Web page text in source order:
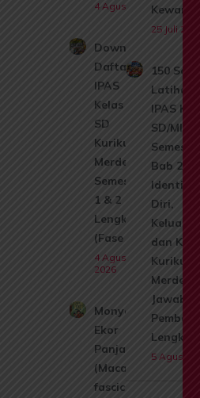
4 Agustus 2026
Download
Daftar Isi
IPAS
Kelas 1
SD
Kurikulum
Merdeka
Semester
1 & 2
Lengkap
(Fase A)
4 Agustus
2026
Monyet
Ekor
Panjang
(Macaca
fascicularis):
25 Juli 2026
150 Soal
Latihan
IPAS
SD/MI
Semester
Bab 2
Identitas
Diri,
Keluarga,
dan
Kurikulum
Merdeka
Jawaban
Lengkap
5 Agustus